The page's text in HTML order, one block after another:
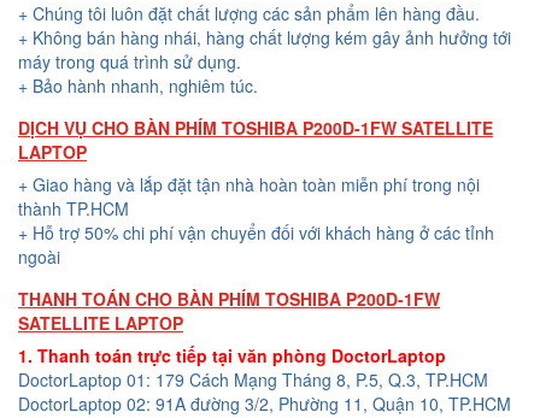
+ Chúng tôi luôn đặt chất lượng các sản phẩm lên hàng đầu.
+ Không bán hàng nhái, hàng chất lượng kém gây ảnh hưởng tới
máy trong quá trình sử dụng.
+ Bảo hành nhanh, nghiêm túc.
DỊCH VỤ CHO BÀN PHÍM TOSHIBA P200D-1FW SATELLITE
LAPTOP
+ Giao hàng và lắp đặt tận nhà hoàn toàn miễn phí trong nội
thành TP.HCM
+ Hỗ trợ 50% chi phí vận chuyển đối với khách hàng ở các tỉnh
ngoài
THANH TOÁN CHO BÀN PHÍM TOSHIBA P200D-1FW
SATELLITE LAPTOP
1. Thanh toán trực tiếp tại văn phòng DoctorLaptop
DoctorLaptop 01: 179 Cách Mạng Tháng 8, P.5, Q.3, TP.HCM
DoctorLaptop 02: 91A đường 3/2, Phường 11, Quận 10, TP.HCM